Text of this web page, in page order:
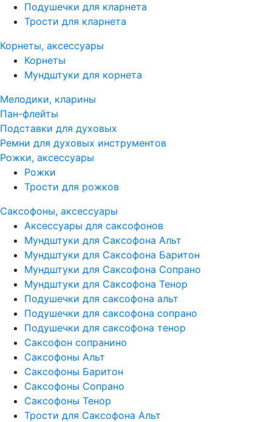
Подушечки для кларнета
Трости для кларнета
Корнеты, аксессуары
Корнеты
Мундштуки для корнета
Мелодики, кларины
Пан-флейты
Подставки для духовых
Ремни для духовых инструментов
Рожки, аксессуары
Рожки
Трости для рожков
Саксофоны, аксессуары
Аксессуары для саксофонов
Мундштуки для Саксофона Альт
Мундштуки для Саксофона Баритон
Мундштуки для Саксофона Сопрано
Мундштуки для Саксофона Тенор
Подушечки для саксофона альт
Подушечки для саксофона сопрано
Подушечки для саксофона тенор
Саксофон сопранино
Саксофоны Альт
Саксофоны Баритон
Саксофоны Сопрано
Саксофоны Тенор
Трости для Саксофона Альт